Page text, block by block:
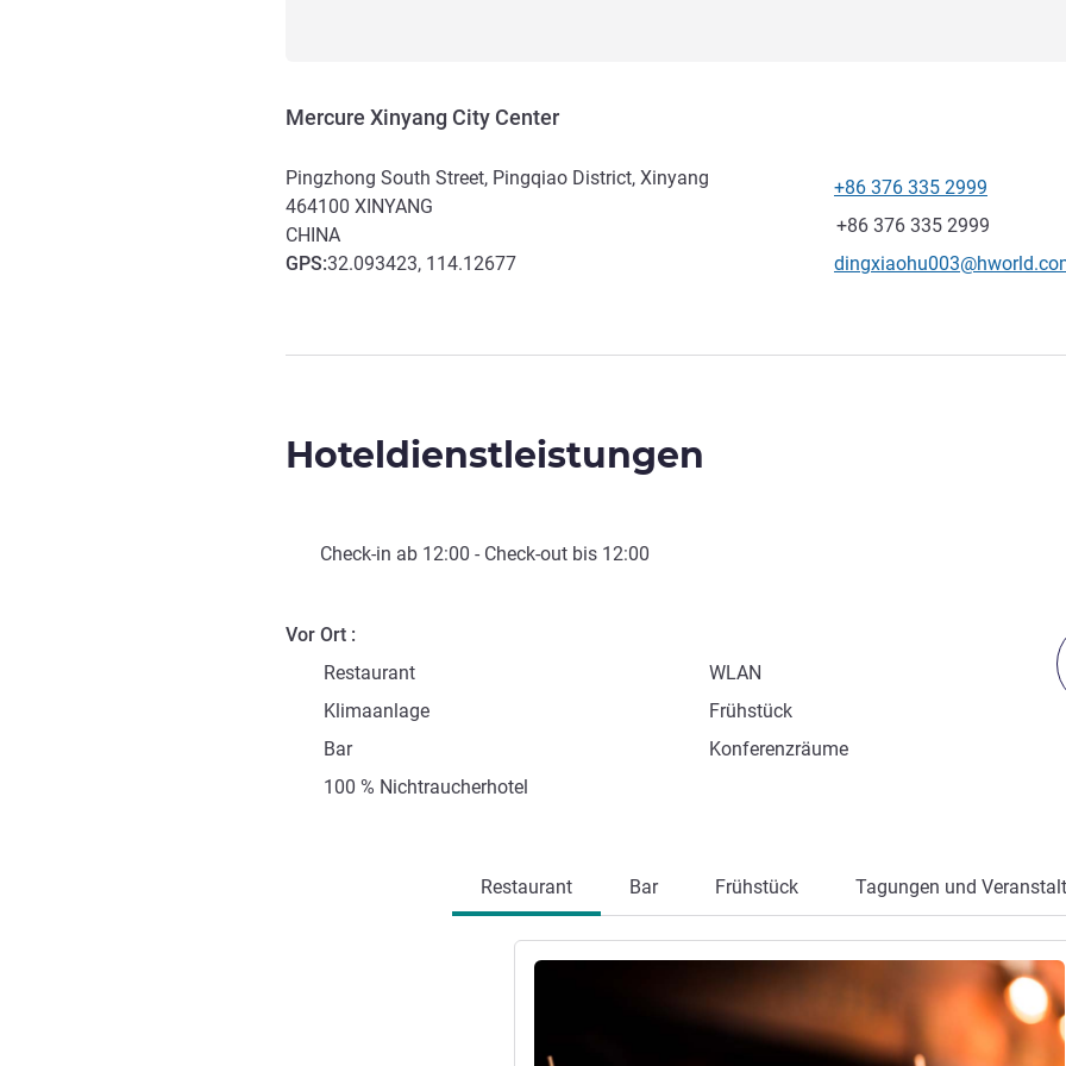
Mercure Xinyang City Center
Pingzhong South Street, Pingqiao District, Xinyang
464100 XINYANG
CHINA
GPS:32.093423, 114.12677
+86 376 335 2999
Fax
+86 376 335 2999
Kontakt-E-Mail
Hoteldienstleistungen
Check-in ab 12:00 - Check-out bis 12:00
Vor Ort
Restaurant
WLAN
Klimaanlage
Frühstück
Bar
Konferenzräume
100 % Nichtraucherhotel
Restaurant Bar Frühstück Tagungen und
Details ansehen